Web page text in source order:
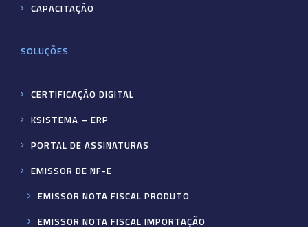
CAPACITAÇÃO
SOLUÇÕES
CERTIFICAÇÃO DIGITAL
KSISTEMA – ERP
PORTAL DE ASSINATURAS
EMISSOR DE NF-E
EMISSOR NOTA FISCAL PRODUTO
EMISSOR NOTA FISCAL IMPORTAÇÃO